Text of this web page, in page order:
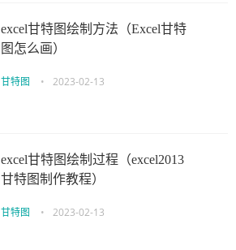
excel甘特图绘制方法（Excel甘特
图怎么画）
甘特图 • 2023-02-13
excel甘特图绘制过程（excel2013
甘特图制作教程）
甘特图 • 2023-02-13